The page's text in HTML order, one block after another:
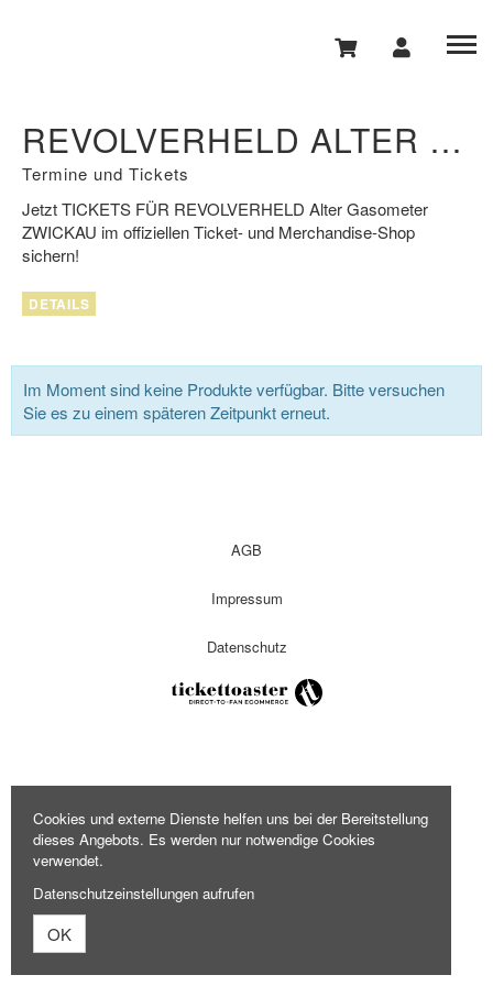
REVOLVERHELD ALTER GASOMETER ZWICKAU
Termine und Tickets
JetztTICKETS FÜR REVOLVERHELD Alter Gasometer
ZWICKAU im offiziellen Ticket- und Merchandise-Shop
sichern!
DETAILS
Im Moment sind keine Produkte verfügbar. Bitte versuchen
Sie es zu einem späteren Zeitpunkt erneut.
AGB
Impressum
Datenschutz
Cookies und externe Dienste helfen uns bei der Bereitstellung
dieses Angebots. Es werden nur notwendige Cookies
verwendet.
Datenschutzeinstellungen aufrufen
OK